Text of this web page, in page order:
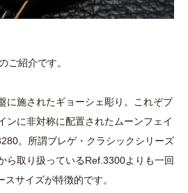
ご紹介です。
に施されたギョーシェ彫り。これぞブ
ンに非対称に配置されたムーンフェイ
。所謂ブレゲ・クラシックシリーズ
ら取り扱っているRef.3300よりも一回
サイズが特徴的です。